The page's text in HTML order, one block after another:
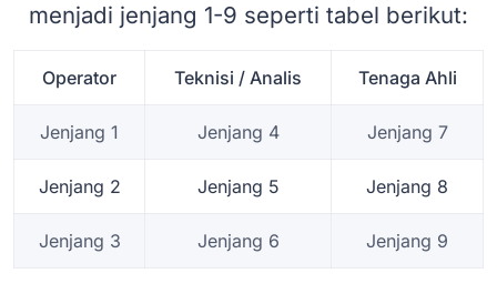
menjadi jenjang 1-9 seperti tabel berikut:
Operator Teknisi / Analis Tenaga Ahli
Jenjang 1 Jenjang 4 Jenjang 7
Jenjang 2 Jenjang 5 Jenjang 8
Jenjang 3 Jenjang 6 Jenjang 9